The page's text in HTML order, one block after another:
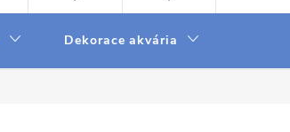
Dekorace akvária